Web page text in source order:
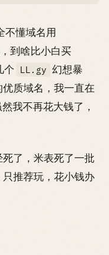
不懂域名用
到啥比小白买
个 LL.gy 幻想暴
质域名，我一直在
我不再花大钱了，
了，米表死了一批
推荐玩，花小钱办